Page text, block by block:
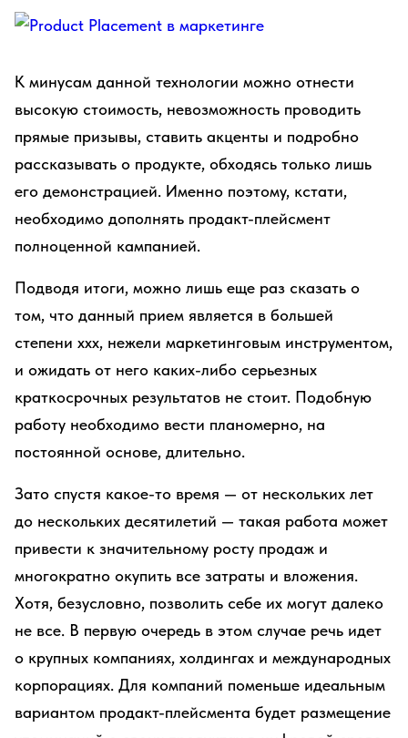
К минусам данной технологии можно отнести
высокую стоимость, невозможность проводить
прямые призывы, ставить акценты и подробно
рассказывать о продукте, обходясь только лишь
его демонстрацией. Именно поэтому, кстати,
необходимо дополнять продакт-плейсмент
полноценной кампанией.
Подводя итоги, можно лишь еще раз сказать о
том, что данный прием является в большей
степени ххх, нежели маркетинговым инструментом,
и ожидать от него каких-либо серьезных
краткосрочных результатов не стоит. Подобную
работу необходимо вести планомерно, на
постоянной основе, длительно.
Зато спустя какое-то время — от нескольких лет
до нескольких десятилетий — такая работа может
привести к значительному росту продаж и
многократно окупить все затраты и вложения.
Хотя, безусловно, позволить себе их могут далеко
не все. В первую очередь в этом случае речь идет
о крупных компаниях, холдингах и международных
корпорациях. Для компаний поменьше идеальным
вариантом продакт-плейсмента будет размещение